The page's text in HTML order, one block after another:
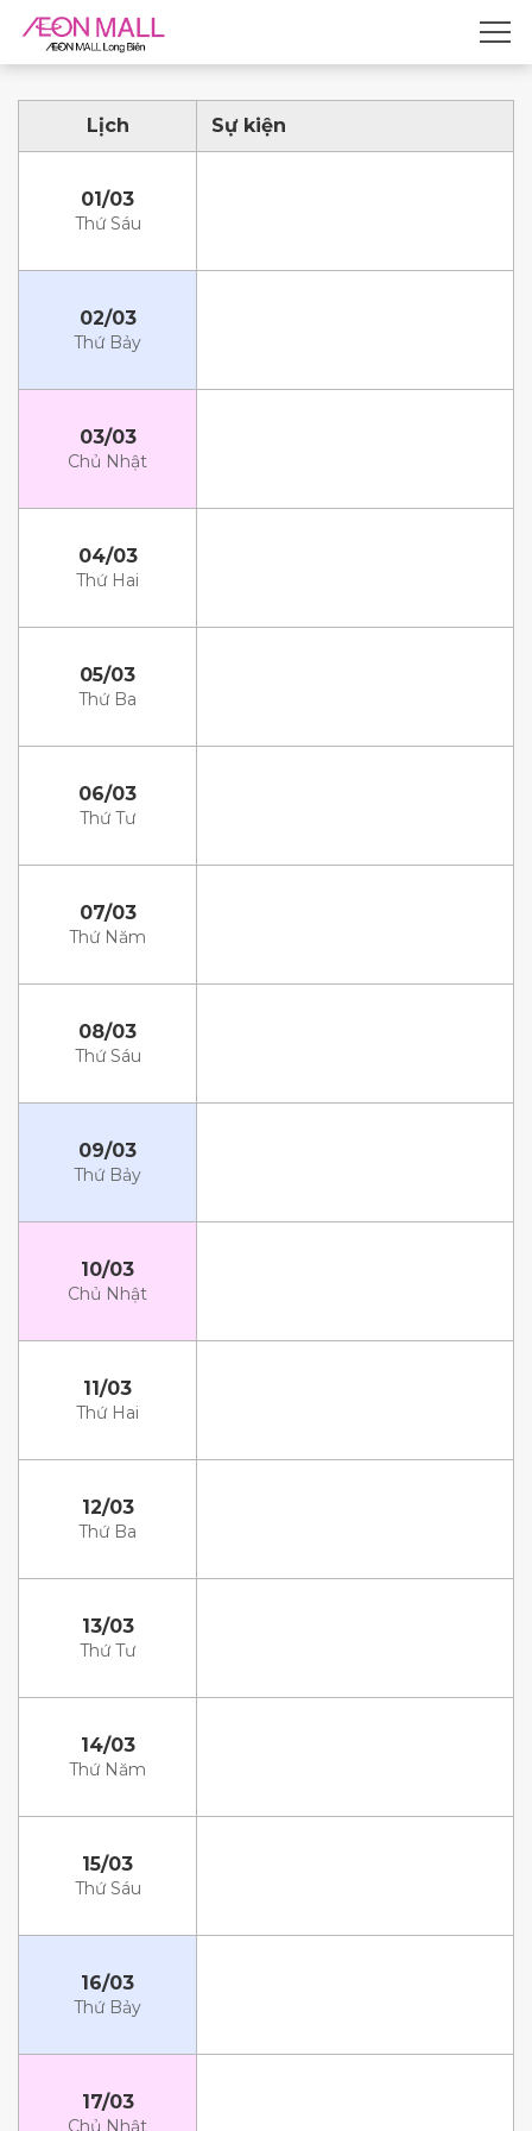
Lịch Sự kiện
01/03
Thứ Sáu
02/03
Thứ Bảy
03/03
Chủ Nhật
04/03
Thứ Hai
05/03
Thứ Ba
06/03
Thứ Tư
07/03
Thứ Năm
08/03
Thứ Sáu
09/03
Thứ Bảy
10/03
Chủ Nhật
11/03
Thứ Hai
12/03
Thứ Ba
13/03
Thứ Tư
14/03
Thứ Năm
15/03
Thứ Sáu
16/03
Thứ Bảy
17/03
Chủ Nhật